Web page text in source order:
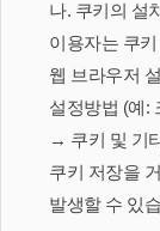
나. 쿠키의 설
이용자는 쿠
웹 브라우저
설정방법 (예:
→ 쿠키 및 기
쿠키 저장을
발생할 수 있